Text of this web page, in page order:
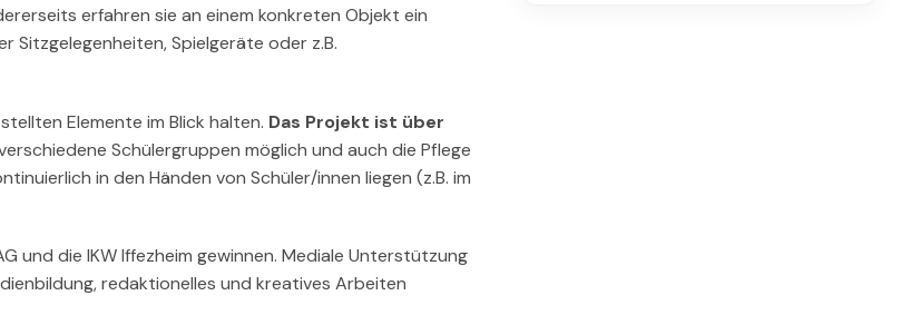
erfahren sie an einem konkreten Objekt ein
Sitzgelegenheiten, Spielgeräte oder z.B.
Elemente im Blick halten. Das Projekt ist über
Schülergruppen möglich und auch die Pflege
in den Händen von Schüler/innen liegen (z.B. im
und die IKW Iffezheim gewinnen. Mediale Unterstützung
redaktionelles und kreatives Arbeiten